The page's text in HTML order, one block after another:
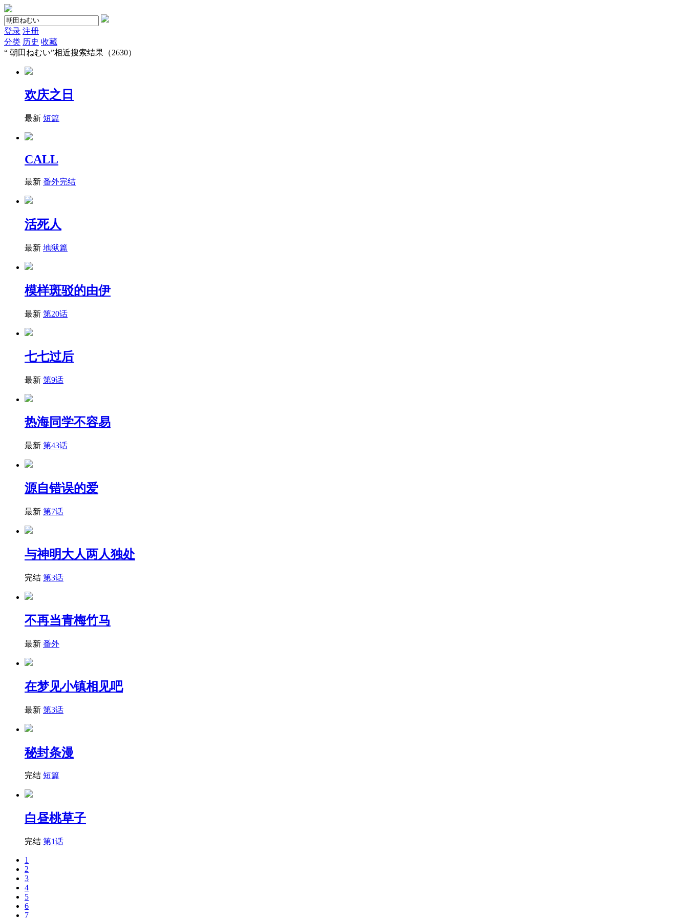
登录 注册
分类 历史 收藏
“ 朝田ねむい”相近搜索结果（2630）
欢庆之日
最新 短篇
CALL
最新 番外完结
活死人
最新 地狱篇
模样斑驳的由伊
最新 第20话
七七过后
最新 第9话
热海同学不容易
最新 第43话
源自错误的爱
最新 第7话
与神明大人两人独处
完结 第3话
不再当青梅竹马
最新 番外
在梦见小镇相见吧
最新 第3话
秘封条漫
完结 短篇
白昼桃草子
完结 第1话
1
2
3
4
5
6
7